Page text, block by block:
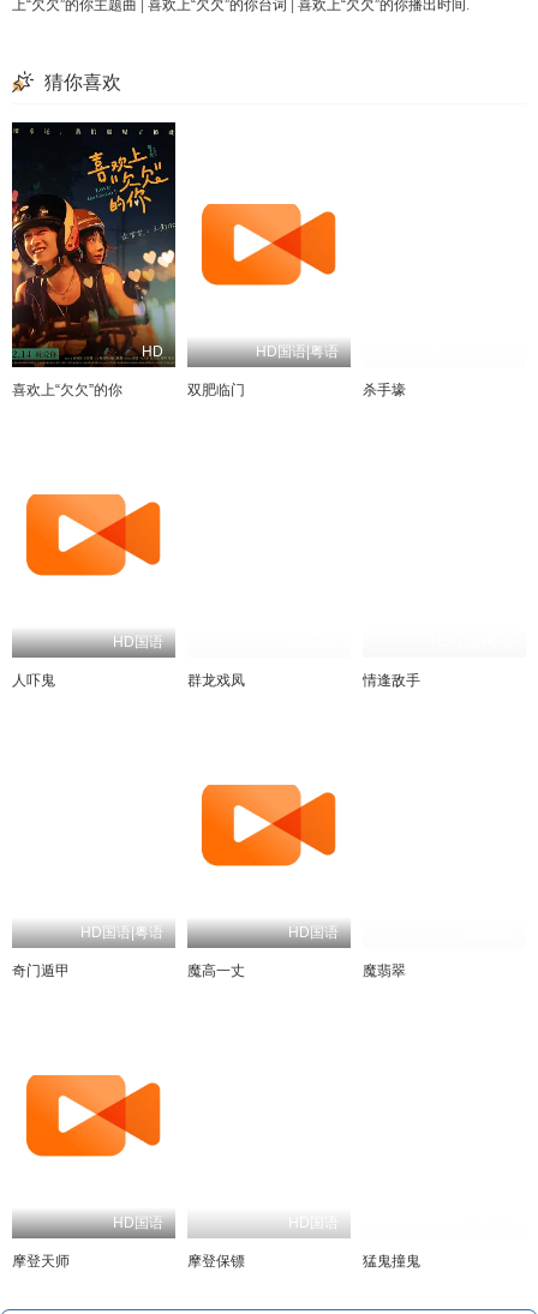
上“欠欠”的你主题曲
喜欢上“欠欠”的你台词 喜欢上“欠欠”的你播出时间 .
猜你喜欢
HD
喜欢上“欠欠”的你
HD国语|粤语
双肥临门 杀手壕
HD国语
人吓鬼 群龙戏凤 情逢敌手
HD国语|粤语
奇门遁甲
HD国语
魔高一丈 魔翡翠
HD国语
摩登天师
HD国语
摩登保镖 猛鬼撞鬼